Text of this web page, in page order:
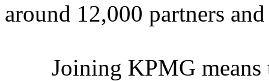
around 12,000 partners
Joining KPMG means